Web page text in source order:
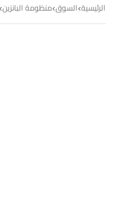
الرئيسية السوق منظومة البانزين